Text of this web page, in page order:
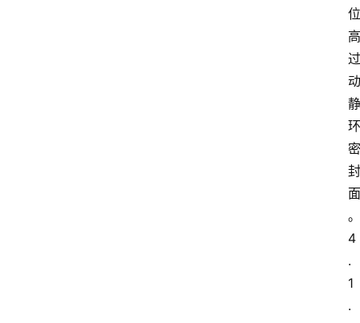
位
高
过
动
静
环
密
封
面
。
4
.
1
.